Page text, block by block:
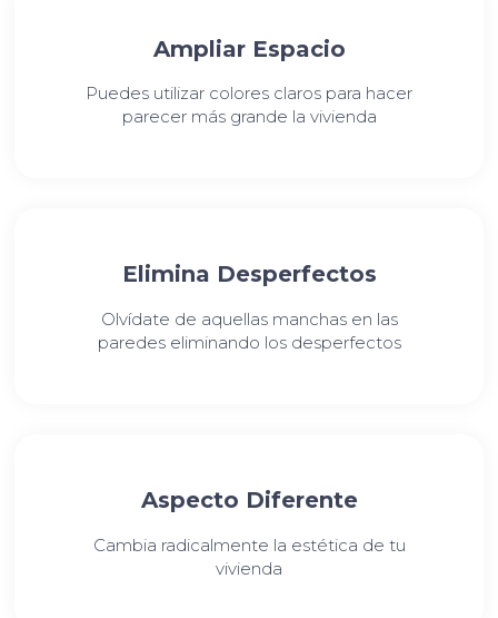
Ampliar Espacio
Puedes utilizar colores claros para hacer
parecer más grande la vivienda
Elimina Desperfectos
Olvídate de aquellas manchas en las
paredes eliminando los desperfectos
Aspecto Diferente
Cambia radicalmente la estética de tu
vivienda